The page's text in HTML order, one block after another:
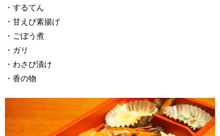
・するてん
・甘えび素揚げ
・ごぼう煮
・ガリ
・わさび漬け
・香の物